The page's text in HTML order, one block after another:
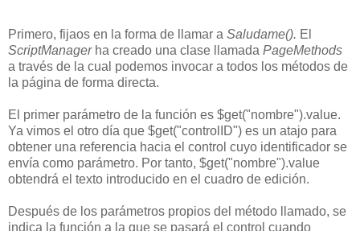
Primero, fijaos en la forma de llamar a Saludame(). El
ScriptManagerha creado una clase llamada PageMethods
a través de la cual podemos invocar a todos los métodos de
la página de forma directa.
El primer parámetro de la función es $get("nombre").value.
Ya vimos el otro día que $get("controlID") es un atajo para
obtener una referencia hacia el control cuyo identificador se
envía como parámetro. Por tanto, $get("nombre").value
obtendrá el texto introducido en el cuadro de edición.
Después de los parámetros propios del método llamado, se
indica la función a la que se pasará el control cuando